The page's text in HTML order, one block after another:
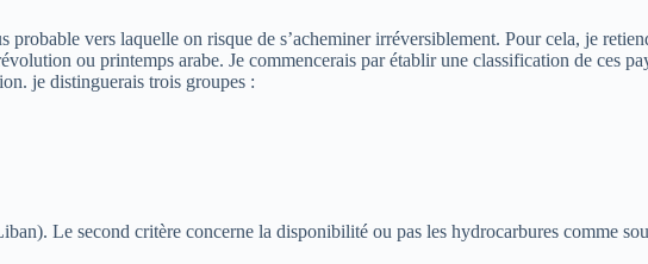
vers laquelle on risque de s’acheminer irréversiblement. Pour cela, je
ou printemps arabe. Je commencerais par établir une classification de ces
je distinguerais trois groupes :
Le second critère concerne la disponibilité ou pas les hydrocarbures comme